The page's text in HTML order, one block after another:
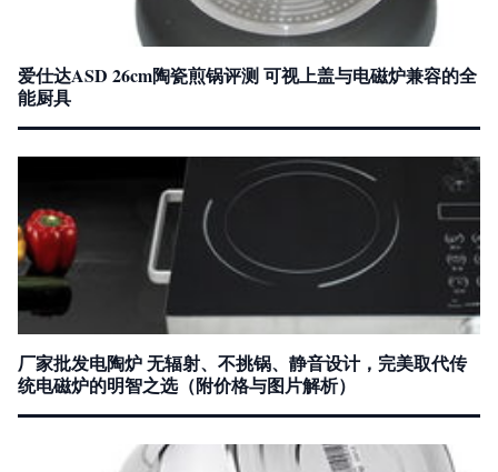
爱仕达ASD 26cm陶瓷煎锅评测 可视上盖与电磁炉兼容的全
能厨具
厂家批发电陶炉 无辐射、不挑锅、静音设计，完美取代传
统电磁炉的明智之选（附价格与图片解析）